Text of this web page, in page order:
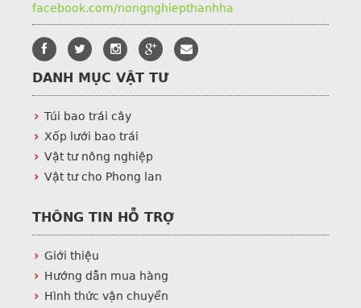
facebook.com/nongnghiepthanhha
DANH MỤC VẬT TƯ
Túi bao trái cây
Xốp lưới bao trái
Vật tư nông nghiệp
Vật tư cho Phong lan
THÔNG TIN HỖ TRỢ
Giới thiệu
Hướng dẫn mua hàng
Hình thức vận chuyển